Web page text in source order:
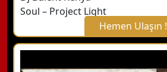
Soul – Project Light
Hemen Ulaşın !
X Kapat